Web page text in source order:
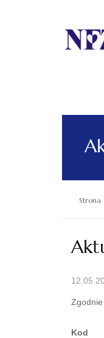
.
Strona
Kod